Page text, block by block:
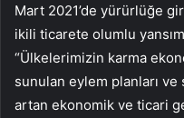
Mart 2021’de yürürlüğe
ikili ticarete olumlu
“Ülkelerimizin karma
sunulan eylem planları
artan ekonomik ve ticari